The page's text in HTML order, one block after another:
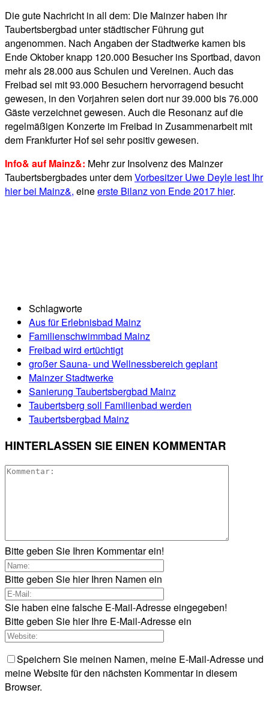
Die gute Nachricht in all dem: Die Mainzer haben ihr
Taubertsbergbad unter städtischer Führung gut
angenommen. Nach Angaben der Stadtwerke kamen bis
Ende Oktober knapp 120.000 Besucher ins Sportbad, davon
mehr als 28.000 aus Schulen und Vereinen. Auch das
Freibad sei mit 93.000 Besuchern hervorragend besucht
gewesen, in den Vorjahren seien dort nur 39.000 bis 76.000
Gäste verzeichnet gewesen. Auch die Resonanz auf die
regelmäßigen Konzerte im Freibad in Zusammenarbeit mit
dem Frankfurter Hof sei sehr positiv gewesen.
Info& auf Mainz&: Mehr zur Insolvenz des Mainzer
Taubertsbergbades unter demVorbesitzer Uwe Deyle lest Ihr
hier bei Mainz&, eineerste Bilanz von Ende 2017 hier.
Schlagworte
Aus für Erlebnisbad Mainz
Familienschwimmbad Mainz
Freibad wird ertüchtigt
großer Sauna- und Wellnessbereich geplant
Mainzer Stadtwerke
Sanierung Taubertsbergbad Mainz
Taubertsberg soll Familienbad werden
Taubertsbergbad Mainz
HINTERLASSEN SIE EINEN KOMMENTAR
Bitte geben Sie Ihren Kommentar ein!
Bitte geben Sie hier Ihren Namen ein
Sie haben eine falsche E-Mail-Adresse eingegeben!
Bitte geben Sie hier Ihre E-Mail-Adresse ein
Speichern Sie meinen Namen, meine E-Mail-Adresse und
meine Website für den nächsten Kommentar in diesem
Browser.